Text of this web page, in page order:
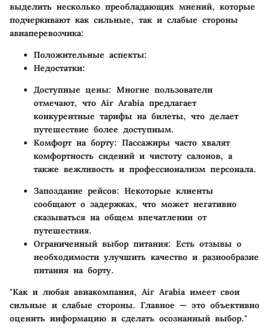
выделить несколько преобладающих мнений, которые
подчеркивают как сильные, так и слабые стороны
авиаперевозчика:
Положительные аспекты:
Недостатки:
Доступные цены: Многие пользователи
отмечают, что Air Arabia предлагает
конкурентные тарифы на билеты, что делает
путешествие более доступным.
Комфорт на борту: Пассажиры часто хвалят
комфортность сидений и чистоту салонов, а
также вежливость и профессионализм персонала.
Запоздание рейсов: Некоторые клиенты
сообщают о задержках, что может негативно
сказываться на общем впечатлении от
путешествия.
Ограниченный выбор питания: Есть отзывы о
необходимости улучшить качество и разнообразие
питания на борту.
"Как и любая авиакомпания, Air Arabia имеет свои
сильные и слабые стороны. Главное — это объективно
оценить информацию и сделать осознанный выбор."